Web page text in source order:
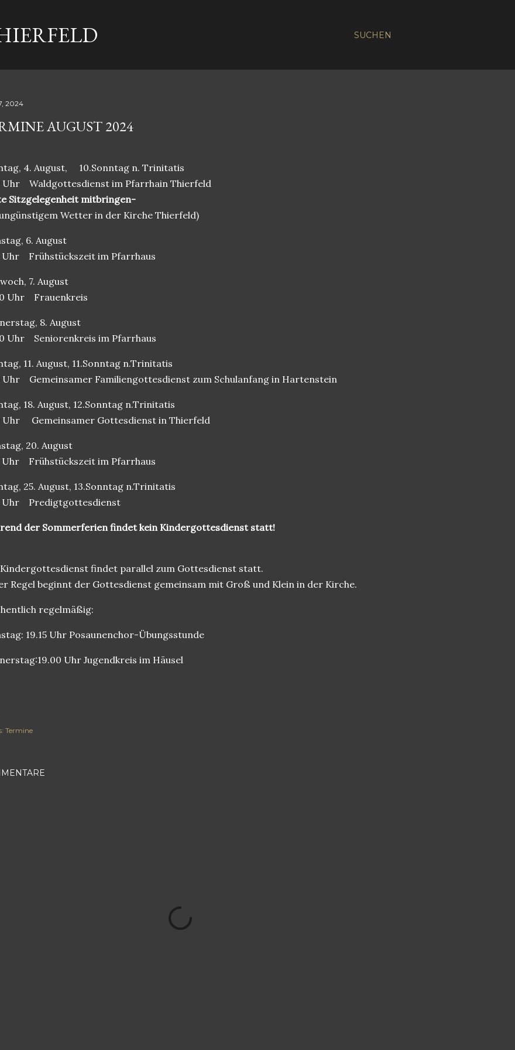
SUCHEN
2024
AUGUST 2024
4. August,
10.Sonntag n. Trinitatis
Uhr
Waldgottesdienst im Pfarrhain Thierfeld
Sitzgelegenheit mitbringen-
Wetter in der Kirche Thierfeld)
6. August
Uhr
Frühstückszeit im Pfarrhaus
7. August
Uhr
Frauenkreis
8. August
Uhr
Seniorenkreis im Pfarrhaus
11. August, 11.Sonntag n.Trinitatis
Uhr
Gemeinsamer Familiengottesdienst zum Schulanfang in Hartenstein
18. August, 12.Sonntag n.Trinitatis
Uhr
Gemeinsamer Gottesdienst in Thierfeld
20. August
Uhr
Frühstückszeit im Pfarrhaus
25. August, 13.Sonntag n.Trinitatis
Uhr
Predigtgottesdienst
der Sommerferien findet kein Kindergottesdienst statt!
findet parallel zum Gottesdienst statt.
Regel beginnt der Gottesdienst gemeinsam mit Groß und Klein in der Kirche.
regelmäßig:
19.15 Uhr Posaunenchor-Übungsstunde
Uhr Jugendkreis im Häusel
Termine